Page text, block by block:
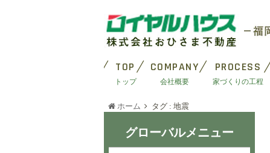
TOP
トップ
COMPANY
会社概要
PROCESS
家づくりの工程
ホーム タグ : 地震
グローバルメニュー